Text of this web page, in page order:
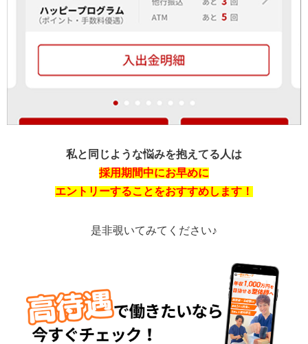
私と同じような悩みを抱えてる人は
採用期間中にお早めに
エントリーすることをおすすめします！
是非覗いてみてください♪